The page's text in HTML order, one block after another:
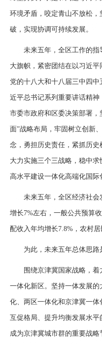
环境矛盾，咬定青山不放松
破，实现协调可持续发展。
未来五年，全区工作的指
大旗帜，紧密团结在以习近
党的十八大和十八届三中四
近平总书记系列重要讲话精
市委市政府和区委决策部署，
面”战略布局，牢固树立创新
念，勇担历史责任，紧抓历史
大力实施三个三战略，稳中求
高水平建设一体化高端化国际
未来五年，全区经济社会
增长7%左右，一般公共预算
配收入年均增长7.8%，农村
为此，未来五年总体思路
围绕京津冀国家战略，着
一体化新区。坚持一体发展
化、两区一体化和京津冀一
互促格局、提升均衡发展水平
成为京津冀城市群的重要战略